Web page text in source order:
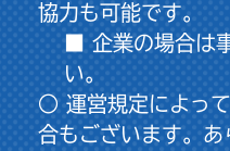
協力も可能です。
■ 企業の場合は
い。
○ 運営規定によっ
合もございます。あ